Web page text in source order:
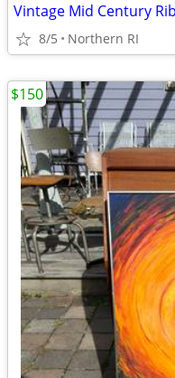
Vintage Mid Century
8/5 Northern RI
$150